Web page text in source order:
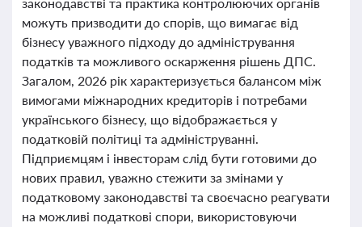
можуть призводити до спорів, що вимагає від
бізнесу уважного підходу до адміністрування
податків та можливого оскарження рішень ДПС.
Загалом, 2026 рік характеризується балансом між
вимогами міжнародних кредиторів і потребами
українського бізнесу, що відображається у
податковій політиці та адмініструванні.
Підприємцям і інвесторам слід бути готовими до
нових правил, уважно стежити за змінами у
податковому законодавстві та своєчасно реагувати
на можливі податкові спори, використовуючи